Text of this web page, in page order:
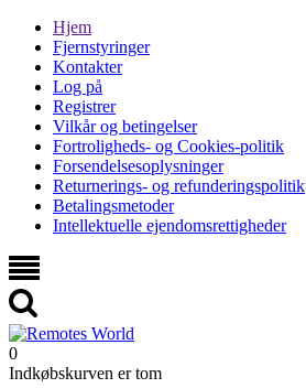
Hjem
Fjernstyringer
Kontakter
Log på
Registrer
Vilkår og betingelser
Fortroligheds- og Cookies-politik
Forsendelsesoplysninger
Returnerings- og refunderingspolitik
Betalingsmetoder
Intellektuelle ejendomsrettigheder
0
Indkøbskurven er tom